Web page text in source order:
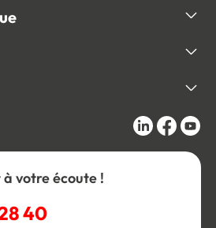
votre écoute !
40